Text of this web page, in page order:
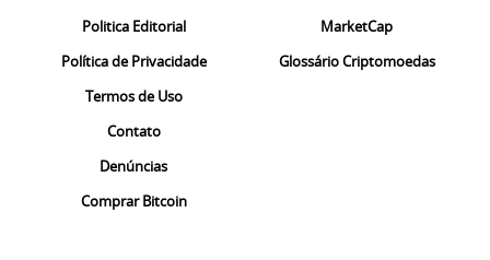
Politica Editorial
Política de Privacidade
Termos de Uso
Contato
Denúncias
Comprar Bitcoin
MarketCap
Glossário Criptomoedas